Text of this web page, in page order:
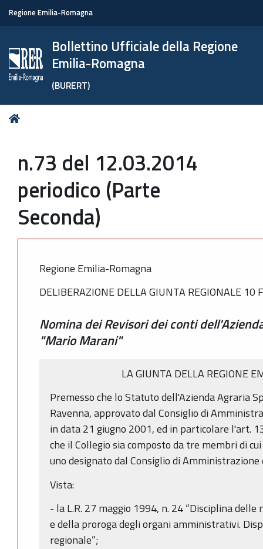
Regione Emilia-Romagna
Bollettino Ufficiale della Regione
Emilia-Romagna
(BURERT)
Tu
n.73 del 12.03.2014
periodico (Parte
Seconda)
Regione Emilia-Romagna
DELIBERAZIONE DELLA GIUNTA REGIONALE 10
Nomina dei Revisori dei conti
"Mario Marani"
LA GIUNTA DELLA REGIONE
Premesso che lo Statuto dell'Azienda Agraria
Ravenna, approvato dal Consiglio di
in data 21 giugno 2001, ed in particolare l'art.
che il Collegio sia composto da tre membri di
uno designato dal Consiglio di Amministrazione
Vista:
- la L.R. 27 maggio 1994, n. 24 “Disciplina
e della proroga degli organi amministrativi.
regionale”;